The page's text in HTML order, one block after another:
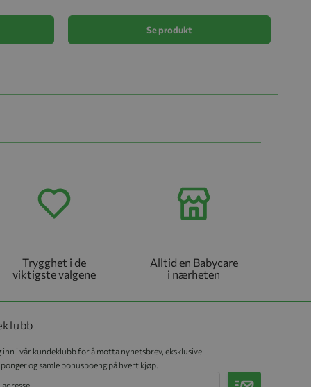
Se produkt
Trygghet i de
viktigste valgene
Alltid en Babycare
i nærheten
inn i vår kundeklubb for å motta nyhetsbrev, eksklusive
og samle bonuspoeng på hvert kjøp.